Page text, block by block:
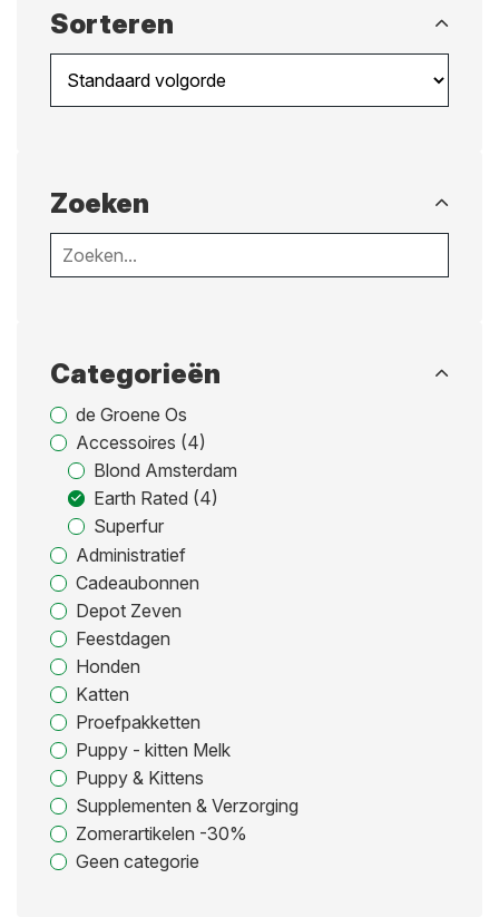
Sorteren
Zoeken
Categorieën
de Groene Os
Accessoires (4)
Blond Amsterdam
Earth Rated (4)
Superfur
Administratief
Cadeaubonnen
Depot Zeven
Feestdagen
Honden
Katten
Proefpakketten
Puppy - kitten Melk
Puppy & Kittens
Supplementen & Verzorging
Zomerartikelen -30%
Geen categorie